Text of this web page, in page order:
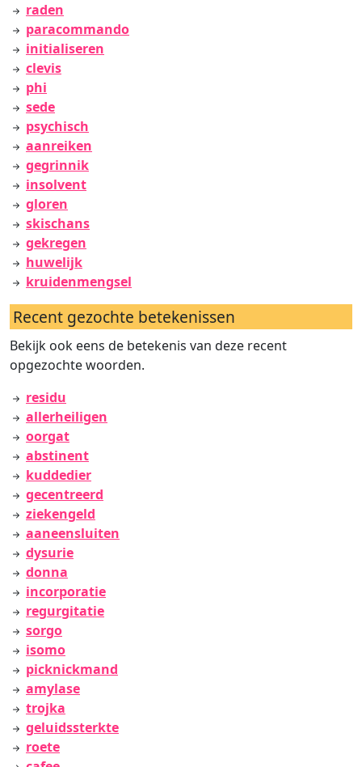
raden
paracommando
initialiseren
clevis
phi
sede
psychisch
aanreiken
gegrinnik
insolvent
gloren
skischans
gekregen
huwelijk
kruidenmengsel
Recent gezochte betekenissen
Bekijk ook eens de betekenis van deze recent
opgezochte woorden.
residu
allerheiligen
oorgat
abstinent
kuddedier
gecentreerd
ziekengeld
aaneensluiten
dysurie
donna
incorporatie
regurgitatie
sorgo
isomo
picknickmand
amylase
trojka
geluidssterkte
roete